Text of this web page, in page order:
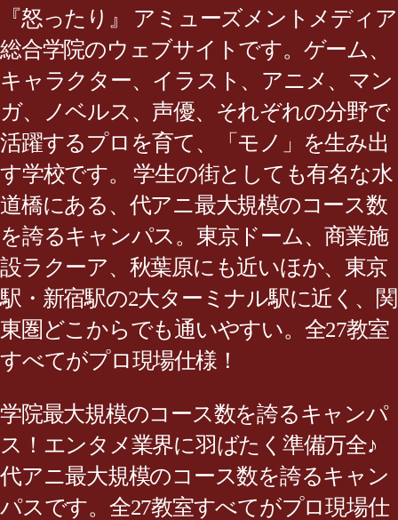
『怒ったり』 アミューズメントメディア
総合学院のウェブサイトです。ゲーム、
キャラクター、イラスト、アニメ、マン
ガ、ノベルス、声優、それぞれの分野で
活躍するプロを育て、「モノ」を生み出
す学校です。 学生の街としても有名な水
道橋にある、代アニ最大規模のコース数
を誇るキャンパス。東京ドーム、商業施
設ラクーア、秋葉原にも近いほか、東京
駅・新宿駅の2大ターミナル駅に近く、関
東圏どこからでも通いやすい。全27教室
すべてがプロ現場仕様！
学院最大規模のコース数を誇るキャンパ
ス！エンタメ業界に羽ばたく準備万全♪
代アニ最大規模のコース数を誇るキャン
パスです。全27教室すべてがプロ現場仕